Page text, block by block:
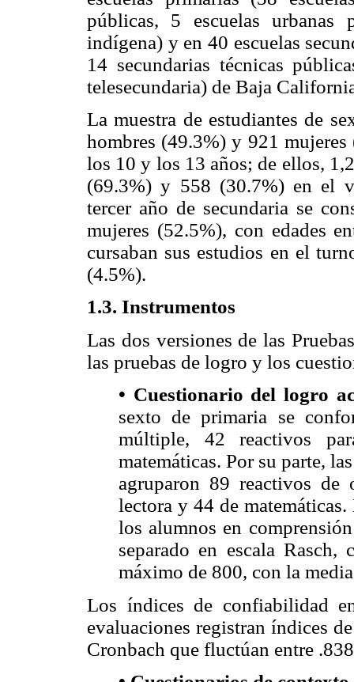
públicas, 5 escuelas urbanas
indígena) y en 40 escuelas
14 secundarias técnicas
telesecundaria) de Baja
La muestra de estudiantes de
hombres (49.3%) y 921
los 10 y los 13 años; de ellos,
(69.3%) y 558 (30.7%) en el
tercer año de secundaria se
mujeres (52.5%), con edades
cursaban sus estudios en el
(4.5%).
1.3. Instrumentos
Las dos versiones de las
las pruebas de logro y los
• Cuestionario del logro
sexto de primaria se
múltiple, 42 reactivos
matemáticas. Por su parte,
agruparon 89 reactivos
lectora y 44 de
los alumnos en
separado en escala
máximo de 800, con la
Los índices de confiabilidad
evaluaciones registran índices
Cronbach que fluctúan entre